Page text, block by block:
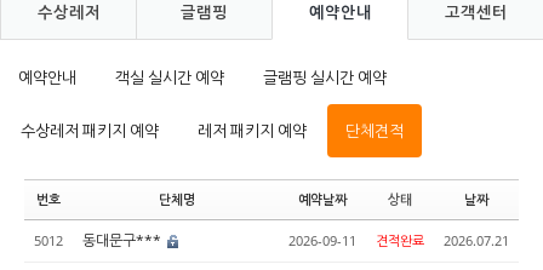
수상레저 글램핑 예약안내 고객센터
예약안내 객실 실시간 예약 글램핑 실시간 예약
수상레저 패키지 예약 레저 패키지 예약 단체견적
번호 단체명 예약날짜 상태 날짜
5012 동대문구*** 2026-09-11 견적완료 2026.07.21